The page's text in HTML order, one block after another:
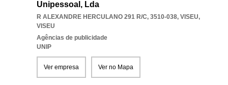
Unipessoal, Lda
R ALEXANDRE HERCULANO 291 R/C, 3510-038, VISEU,
VISEU
Agências de publicidade
UNIP
Ver empresa Ver no Mapa